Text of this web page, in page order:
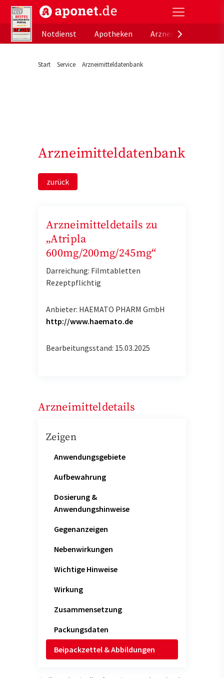
aponet.de - Das offizielle Gesundheitsportal der
Notdienst
Apotheken
Start Service Arzneimitteldatenbank
Arzneimitteldatenbank
zurück
Arzneimitteldetails zu
„Atripla
600mg/200mg/245mg“
Darreichung: Filmtabletten
Rezeptpflichtig
Anbieter: HAEMATO PHARM GmbH
http://www.haemato.de
Bearbeitungsstand: 15.03.2025
Arzneimitteldetails
Zeigen
Anwendungsgebiete
Aufbewahrung
Dosierung &
Anwendungshinweise
Gegenanzeigen
Nebenwirkungen
Wichtige Hinweise
Wirkung
Zusammensetzung
Packungsdaten
Beipackzettel & Abbildungen